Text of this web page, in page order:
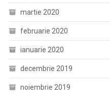
martie 2020
februarie 2020
ianuarie 2020
decembrie 2019
noiembrie 2019